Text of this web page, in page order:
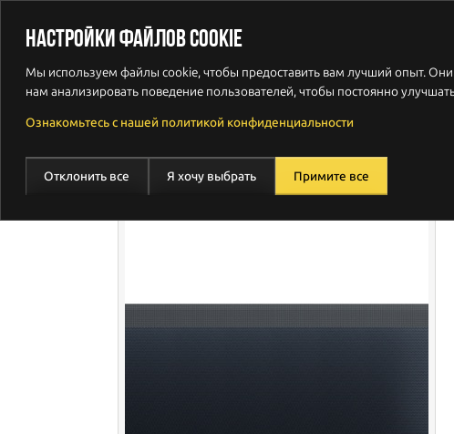
НАСТРОЙКИ ФАЙЛОВ COOKIE
Мы используем файлы cookie, чтобы предоставить вам лучший опыт.
нам анализировать поведение пользователей, чтобы постоянно
Ознакомьтесь с нашей политикой конфиденциальности
Отклонить все Я хочу выбрать Примите все
МАГАЗИН